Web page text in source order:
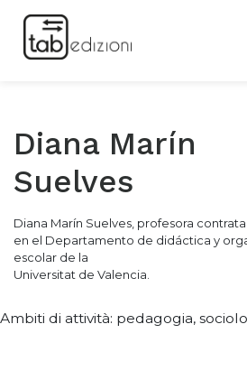
Diana Marín
Suelves
Diana Marín Suelves, profesora
en el Departamento de didáctica y
escolar de la
Universitat de Valencia.
Ambiti di attività: pedagogia,